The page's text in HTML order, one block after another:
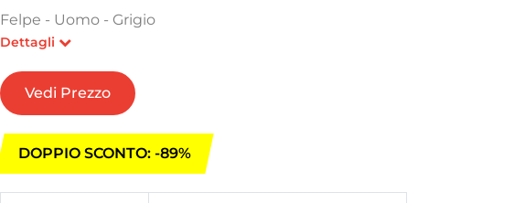
Felpe - Uomo - Grigio
Dettagli
Vedi Prezzo
DOPPIO SCONTO: -89%